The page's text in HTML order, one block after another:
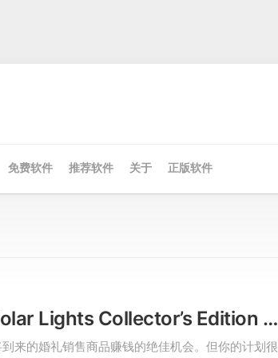
免费软件 推荐软件 关于 正版软件
Immortal Love 10: Polar Lights Collector’s Edition v1.0 Mac永恒的爱10：极地之光极光珍藏版
来的婚礼销售商品赚钱的绝佳机会。但你的计划很